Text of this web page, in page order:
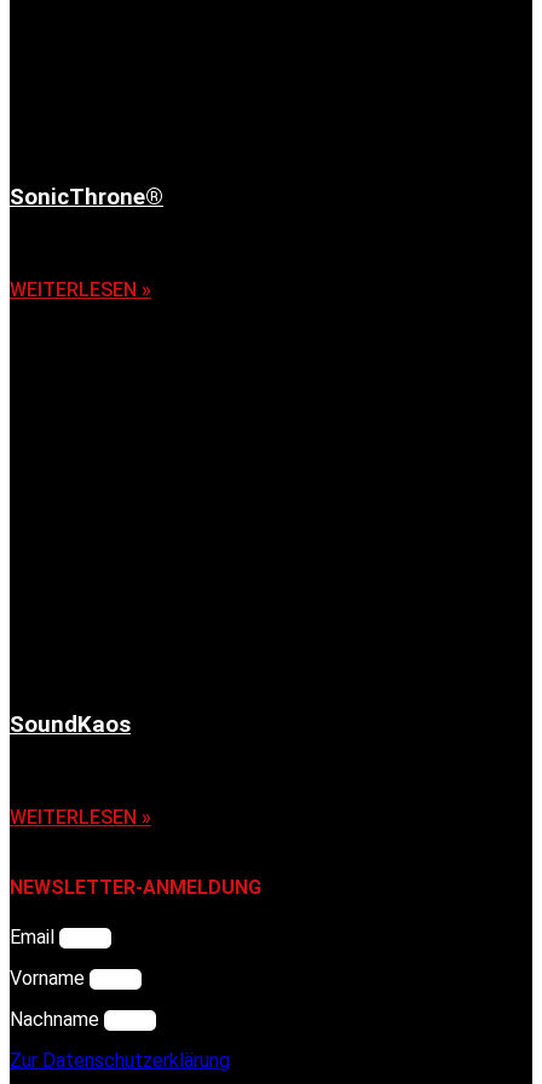
SonicThrone®
WEITERLESEN »
SoundKaos
WEITERLESEN »
NEWSLETTER-ANMELDUNG
Email
Vorname
Nachname
Zur Datenschutzerklärung